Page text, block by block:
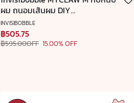
ผม ถนอมเส้นผม DIY
WILDFLOWER JUICY CHARMS -
Limited (1 กล่องบรรจุ 4 ชิ้น)
INVISIBOBBLE
฿505.75
฿595.00OFF 15.00% OFF